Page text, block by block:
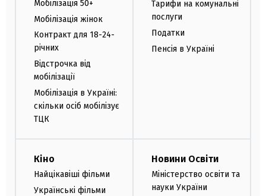
Мобілізація 50+
Мобілізація жінок
Контракт для 18-24-
річних
Відстрочка від
мобілізації
Мобілізація в Україні:
скільки осіб мобілізує
ТЦК
Тарифи на комунальні
послуги
Податки
Пенсія в Україні
Кіно
Найцікавіші фільми
Українські фільми
Новини Освіти
Міністерство освіти та
науки України